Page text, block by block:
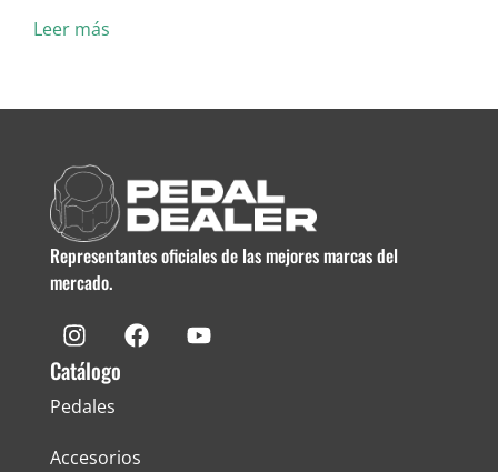
Leer más
Representantes oficiales de las mejores marcas del
mercado.
Catálogo
Pedales
Accesorios